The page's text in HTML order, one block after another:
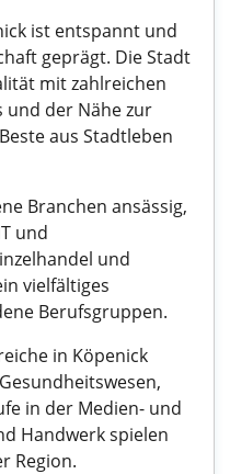
ist entspannt und
geprägt. Die Stadt
mit zahlreichen
und der Nähe zur
aus Stadtleben
Branchen ansässig,
und
und
vielfältiges
Berufsgruppen.
in Köpenick
in der Medien- und
Handwerk spielen
Region.